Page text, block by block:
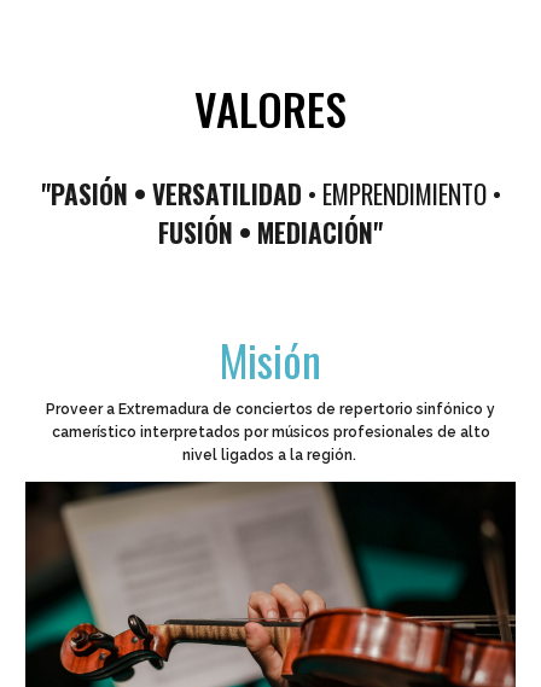
VALORES
"PASIÓN • VERSATILIDAD • EMPRENDIMIENTO •
FUSIÓN • MEDIACIÓN"
Misión
Proveer a Extremadura de conciertos de repertorio sinfónico y
camerístico interpretados por músicos profesionales de alto
nivel ligados a la región.